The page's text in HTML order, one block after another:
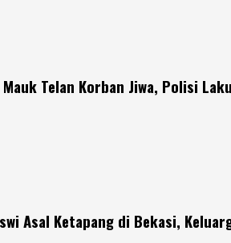
Telan Korban Jiwa, Polisi
Asal Ketapang di Bekasi,